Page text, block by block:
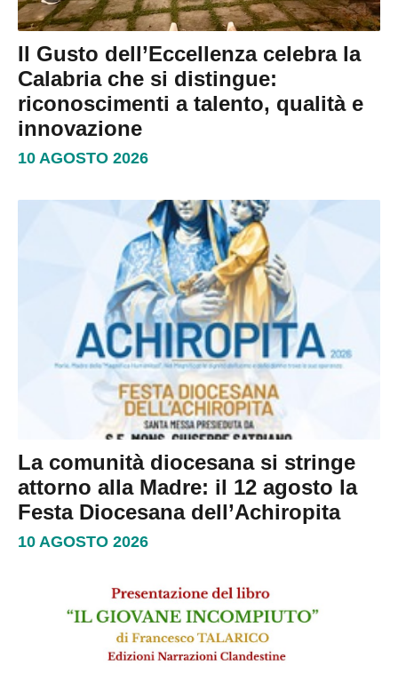
Il Gusto dell’Eccellenza celebra la
Calabria che si distingue:
riconoscimenti a talento, qualità e
innovazione
10 AGOSTO 2026
La comunità diocesana si stringe
attorno alla Madre: il 12 agosto la
Festa Diocesana dell’Achiropita
10 AGOSTO 2026